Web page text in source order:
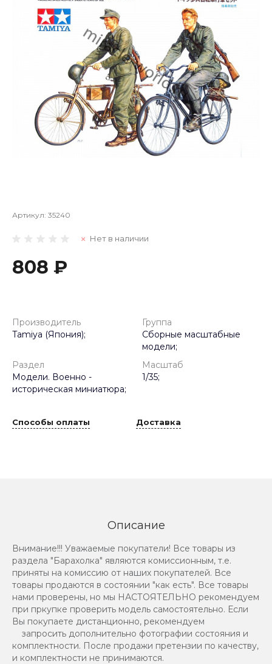
Артикул: 35240
Нет в наличии
808 ₽
Производитель
Tamiya (Япония);
Группа
Сборные масштабные
модели;
Раздел
Модели. Военно -
историческая миниатюра;
Масштаб
1/35;
Способы оплаты Доставка
Описание
Внимание!!! Уважаемые покупатели! Все товары из
раздела "Барахолка" являются комиссионным, т.е.
приняты на комиссию от наших покупателей. Все
товары продаются в состоянии "как есть". Все товары
нами проверены, но мы НАСТОЯТЕЛЬНО рекомендуем
при пркупке проверить модель самостоятельно. Если
Вы покупаете дистанционно, рекомендуем
запросить дополнительно фотографии состояния и
комплектности. После продажи претензии по качеству,
и комплектности не принимаются.